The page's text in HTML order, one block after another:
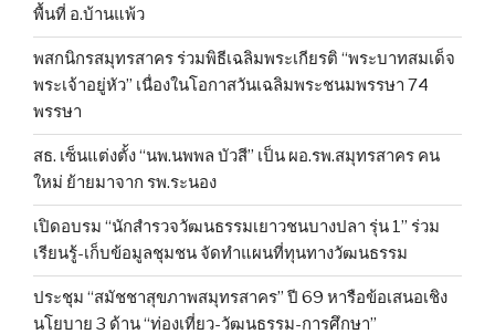
พื้นที่ อ.บ้านแพ้ว
พสกนิกรสมุทรสาคร ร่วมพิธีเฉลิมพระเกียรติ “พระบาทสมเด็จ
พระเจ้าอยู่หัว” เนื่องในโอกาสวันเฉลิมพระชนมพรรษา 74
พรรษา
สธ. เซ็นแต่งตั้ง “นพ.นพพล บัวสี” เป็น ผอ.รพ.สมุทรสาคร คน
ใหม่ ย้ายมาจาก รพ.ระนอง
เปิดอบรม “นักสำรวจวัฒนธรรมเยาวชนบางปลา รุ่น 1” ร่วม
เรียนรู้-เก็บข้อมูลชุมชน จัดทำแผนที่ทุนทางวัฒนธรรม
ประชุม “สมัชชาสุขภาพสมุทรสาคร” ปี 69 หารือข้อเสนอเชิง
นโยบาย 3 ด้าน “ท่องเที่ยว-วัฒนธรรม-การศึกษา”